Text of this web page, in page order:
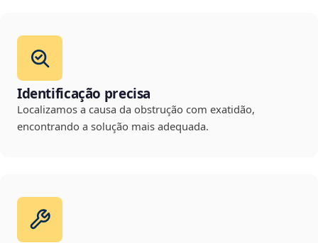
Identificação precisa
Localizamos a causa da obstrução com exatidão,
encontrando a solução mais adequada.